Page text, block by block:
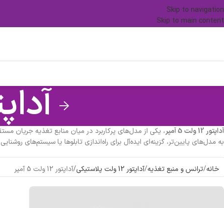
Skip to navigation
Skip to main content
آداپتور
آداپتور 12 ولت 5 آمپر
، یکی از مدل‌های پرکاربرد در میان منابع تغذیه جریان
به مدل‌های پایین‌تر، گزینه‌ای ایده‌آل برای راه‌اندازی تابلوها یا سیستم‌های
خانه ترانس و منبع تغذیه آداپتور 12 ولت پلاستیکی آداپتور 12 ولت 5 آمپر